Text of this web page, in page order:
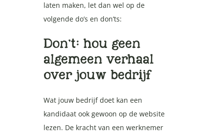
laten maken, let dan wel op de
volgende do’s en don’ts:
Don’t: hou geen
algemeen verhaal
over jouw bedrijf
Wat jouw bedrijf doet kan een
kandidaat ook gewoon op de website
lezen. De kracht van een werknemer